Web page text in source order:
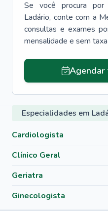
Se você procura por
Ladário, conte com a
consultas e exames
mensalidade e sem
Especialidades em
Cardiologista
Clínico Geral
Geriatra
Ginecologista